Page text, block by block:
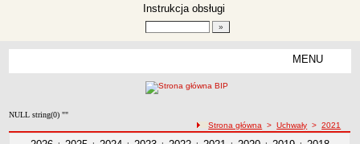
Instrukcja obsługi
MENU
ZESPÓŁ SZKOLNO-PRZEDSZKOLNY LISEWO
Dane teleadresowe
NULL string(0) ""
ścieżka nawigacji
Strona główna >Uchwały >2021